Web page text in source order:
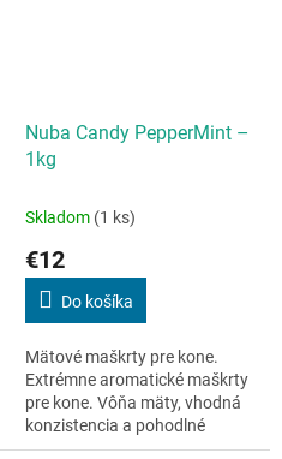
Nuba Candy PepperMint –
1kg
Skladom (1 ks)
€12
Do košíka
Mätové maškrty pre kone.
Extrémne aromatické maškrty
pre kone. Vôňa mäty, vhodná
konzistencia a pohodlné
balenie splní očakávania koňa i